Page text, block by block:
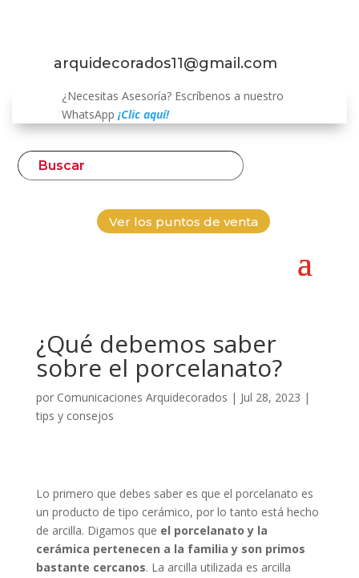
arquidecorados11@gmail.com
¿Necesitas Asesoría? Escríbenos a nuestro
WhatsApp ¡Clic aquí!
Ver los puntos de venta
¿Qué debemos saber
sobre el porcelanato?
por Comunicaciones Arquidecorados | Jul 28, 2023 |
tips y consejos
Lo primero que debes saber es que el porcelanato es
un producto de tipo cerámico, por lo tanto está hecho
de arcilla. Digamos que el porcelanato y la
cerámica pertenecen a la familia y son primos
bastante cercanos. La arcilla utilizada es arcilla